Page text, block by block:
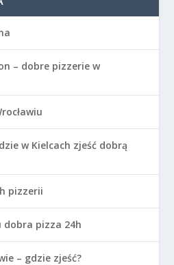
– dobre pizzerie w
w Kielcach zjeść dobrą
pizzerii
dobra pizza 24h
– gdzie zjeść?